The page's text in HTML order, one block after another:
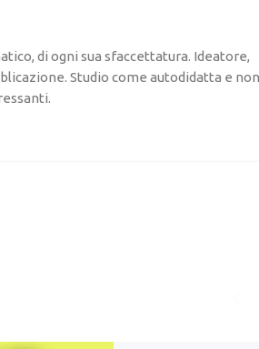
di ogni sua sfaccettatura. Ideatore,
Studio come autodidatta e non